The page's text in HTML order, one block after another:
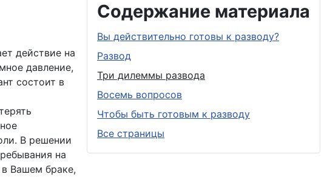
Содержание материала
Вы действительно готовы к разводу?
Развод
Три дилеммы развода
Восемь вопросов
Чтобы быть готовым к разводу
Все страницы
действие на
давление,
состоит в
В решении
на
Вашем браке,